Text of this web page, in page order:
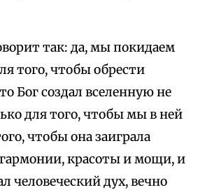
так: да, мы покидаем
того, чтобы обрести
Бог создал вселенную не
для того, чтобы мы в ней
чтобы она заиграла
красоты и мощи, и
человеческий дух, вечно